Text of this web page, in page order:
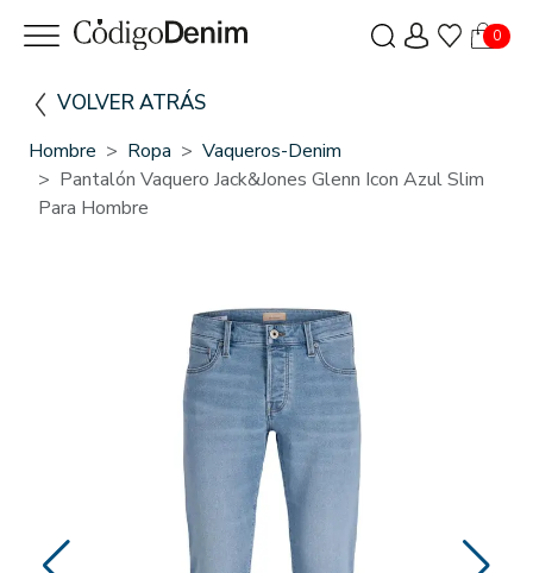
0
VOLVER ATRÁS
Hombre Ropa
Vaqueros-Denim
Pantalón Vaquero Jack&Jones Glenn Icon Azul Slim
Para Hombre